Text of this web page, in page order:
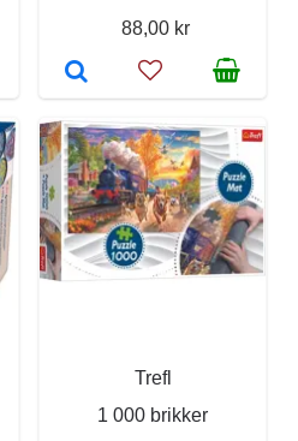
88,00 kr
Trefl
1 000 brikker